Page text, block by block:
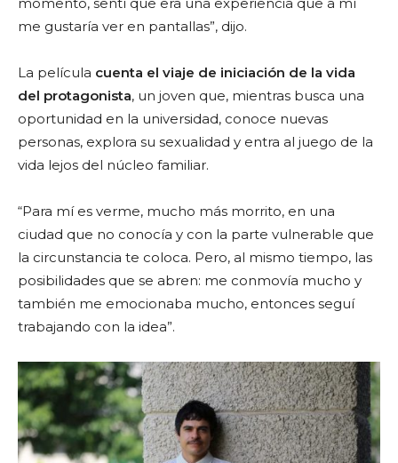
momento, sentí que era una experiencia que a mí
me gustaría ver en pantallas”, dijo.
La película cuenta el viaje de iniciación de la vida
del protagonista, un joven que, mientras busca una
oportunidad en la universidad, conoce nuevas
personas, explora su sexualidad y entra al juego de la
vida lejos del núcleo familiar.
“Para mí es verme, mucho más morrito, en una
ciudad que no conocía y con la parte vulnerable que
la circunstancia te coloca. Pero, al mismo tiempo, las
posibilidades que se abren: me conmovía mucho y
también me emocionaba mucho, entonces seguí
trabajando con la idea”.